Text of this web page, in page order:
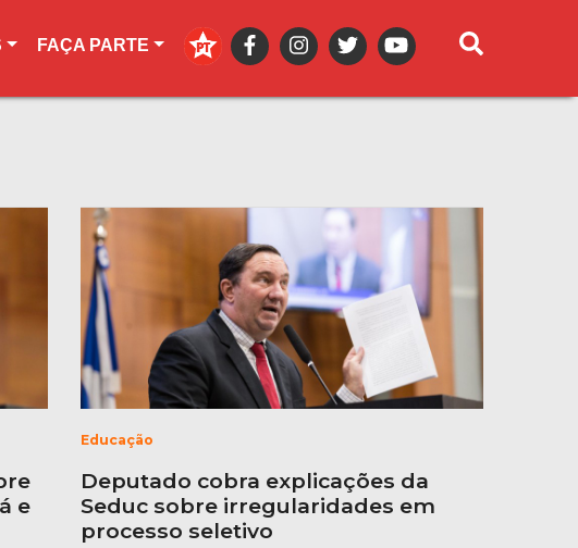
FAÇA PARTE
e
Educação
Deputado cobra explicações da
Seduc sobre irregularidades em
processo seletivo